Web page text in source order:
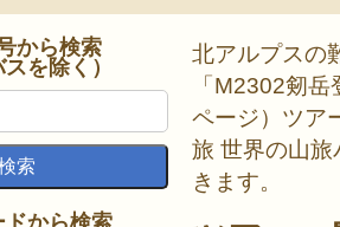
から検索
スを除く）
ドから検索
北アルプスの
「M2302剱
ページ）ツア
旅 世界の山
きます。